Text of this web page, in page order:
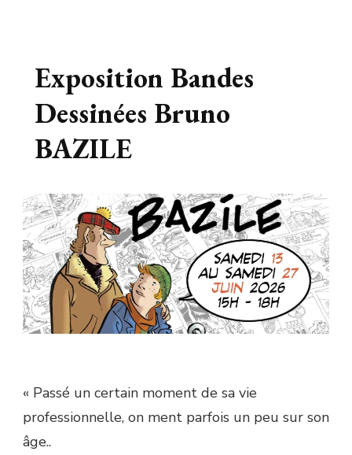
Exposition Bandes
Dessinées Bruno
BAZILE
« Passé un certain moment de sa vie
professionnelle, on ment parfois un peu sur son
âge..